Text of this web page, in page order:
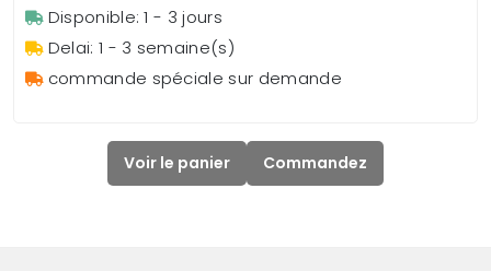
Disponible: 1 - 3 jours
Delai: 1 - 3 semaine(s)
commande spéciale sur demande
Voir le panier Commandez